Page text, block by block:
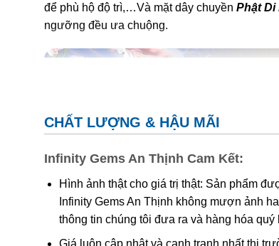
để phù hộ độ trì,…Và mặt dây chuyền Phật Di
ngưỡng đều ưa chuộng.
CHẤT LƯỢNG & HẬU MÃI
Infinity Gems An Thịnh Cam Kết:
Hình ảnh thật cho giá trị thật: Sản phẩm
Infinity Gems An Thịnh không mượn ảnh
thông tin chúng tôi đưa ra và hàng hóa